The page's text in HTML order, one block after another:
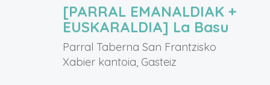
[PARRAL EMANALDIAK +
EUSKARALDIA] La Basu
Parral Taberna San Frantzisko
Xabier kantoia, Gasteiz